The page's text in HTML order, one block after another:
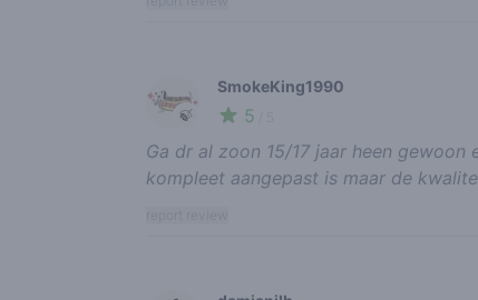
🍃
SmokeKing1990
5
Ga dr al zoon 15/17 jaar heen
kompleet aangepast is maar de